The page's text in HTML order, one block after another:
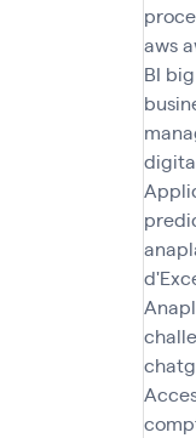
aws
BI